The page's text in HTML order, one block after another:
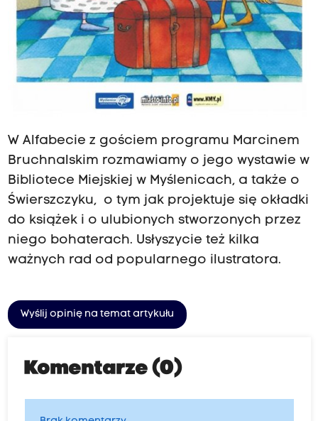
W Alfabecie z gościem programu Marcinem
Bruchnalskim rozmawiamy o jego wystawie w
Bibliotece Miejskiej w Myślenicach, a także o
Świerszczyku, o tym jak projektuje się okładki
do książek i o ulubionych stworzonych przez
niego bohaterach. Usłyszycie też kilka
ważnych rad od popularnego ilustratora.
Wyślij opinię na temat artykułu
Komentarze (0)